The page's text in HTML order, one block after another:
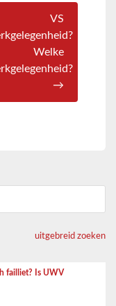
VS
Welke
→
uitgebreid zoeken
failliet? Is UWV